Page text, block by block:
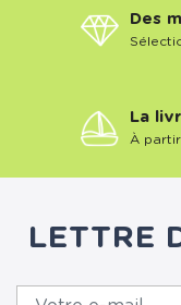
Des
La
À
LETTRE